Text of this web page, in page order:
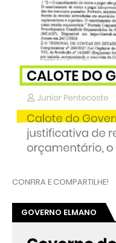
CONFIRA E COMPARTILHE!
GOVERNO ELMANO